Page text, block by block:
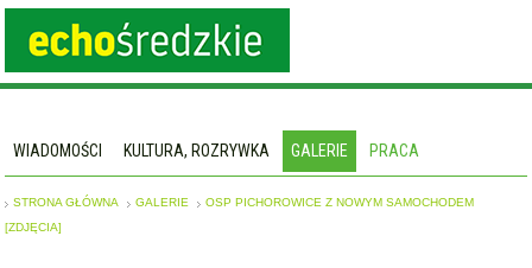
WIADOMOŚCI KULTURA, ROZRYWKA GALERIE PRACA
STRONA GŁÓWNA GALERIE
OSP PICHOROWICE Z NOWYM SAMOCHODEM
[ZDJĘCIA]